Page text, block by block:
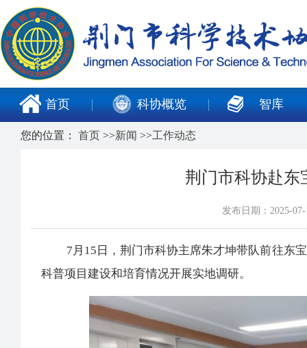
首页 科协概览 智库
您的位置： 首页 >>新闻 >>工作动态
荆门市科协赴东
发布日期：2025-
7月15日，荆门市科协主席朱才坤带队前往东宝
科普项目建设和培育情况开展实地调研。